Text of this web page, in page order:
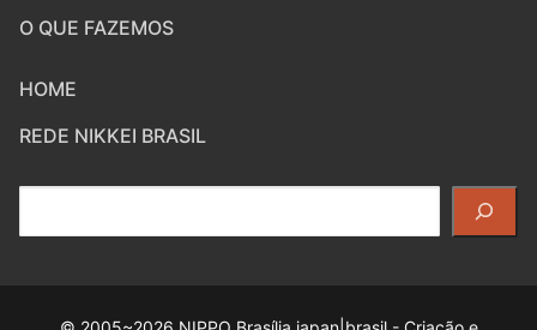
O QUE FAZEMOS
HOME
REDE NIKKEI BRASIL